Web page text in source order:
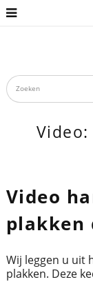
Video
plakken
Wij leggen u uit
plakken. Deze